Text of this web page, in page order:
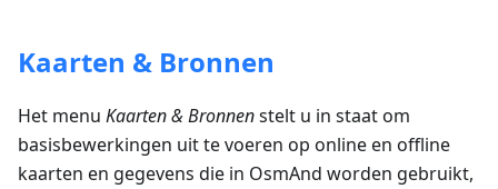
Kaarten & Bronnen
Het menu Kaarten & Bronnenstelt u in staat om
basisbewerkingen uit te voeren op online en offline
kaarten en gegevens die in OsmAnd worden gebruikt,